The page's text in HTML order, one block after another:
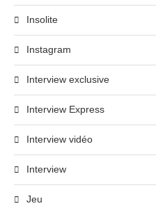
Insolite
Instagram
Interview exclusive
Interview Express
Interview vidéo
Interview
Jeu